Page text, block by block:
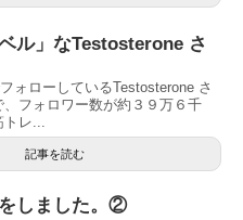
ル」なTestosterone さ
ォローしているTestosterone さ
フォロワー数が約３９万６千
トレ...
記事を読む
しました。②